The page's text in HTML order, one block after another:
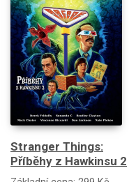
Stranger Things:
Příběhy z Hawkinsu 2